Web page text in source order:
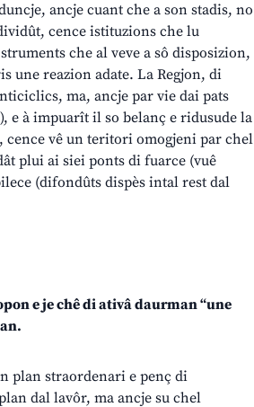
ancje cuant che a son stadis, no
cence istituzions che lu
che al veve a sô disposizion,
une reazion adate. La Regjon, di
ma, ancje par vie dai pats
e à impuarît il so belanç e ridusude la
vê un teritori omogjeni par chel
plui ai siei ponts di fuarce (vuê
(difondûts dispès intal rest dal
e je chê di ativâ daurman “une
plan straordenari e penç di
dal lavôr, ma ancje su chel